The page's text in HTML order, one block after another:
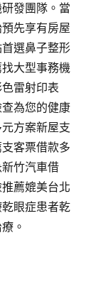
發團隊。當
先享有房屋
選鼻子整形
大型事務機
雷射印表
為您的健康
方案新屋支
客票借款多
竹汽車借
薦媲美台北
眼症患者乾
。